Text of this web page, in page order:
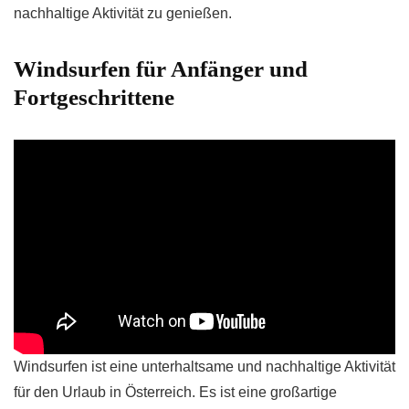
nachhaltige Aktivität zu genießen.
Windsurfen für Anfänger und
Fortgeschrittene
Windsurfen ist eine unterhaltsame und nachhaltige Aktivität
für den Urlaub in Österreich. Es ist eine großartige